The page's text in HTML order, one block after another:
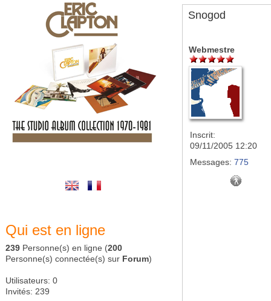
Qui est en ligne
239 Personne(s) en ligne (200
Personne(s) connectée(s) sur Forum)
Utilisateurs: 0
Invités: 239
Snogod
Webmestre
Inscrit:
09/11/2005 12:20
Messages: 775